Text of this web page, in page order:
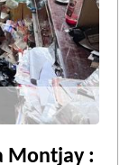
Montjay :